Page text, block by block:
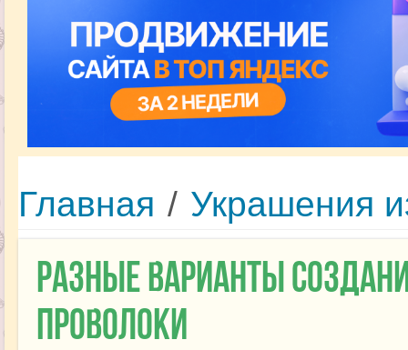
Главная / Украшения
Разные варианты
проволоки